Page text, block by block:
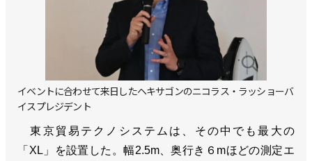
イベントに合わせて来日したヘキサゴンのニコラス・ラッショーバ
イスプレジデント
東京貿易テクノシステムは、その中でも最大の
「XL」を設置した。幅2.5m、奥行き６mほどの測定エ